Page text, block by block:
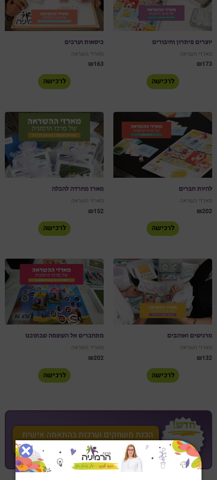
יוצרים פיתרון וחיבורים
מארזי השראה
₪173
לרכישה
כיסאות וערכים
מארזי השראה
₪163
לרכישה
להיות חברים
מארזי השראה
₪202
לרכישה
מארז מחרדה להכלה
מארזי השראה
₪152
לרכישה
מרגישים ואוהבים
מארזי השראה
₪132
לרכישה
מתחברים אל העוצמה שבתוכנו
מארזי השראה
₪202
לרכישה
חדש!
הכנת משחקים וערכות בהתאמה אישית
》》》